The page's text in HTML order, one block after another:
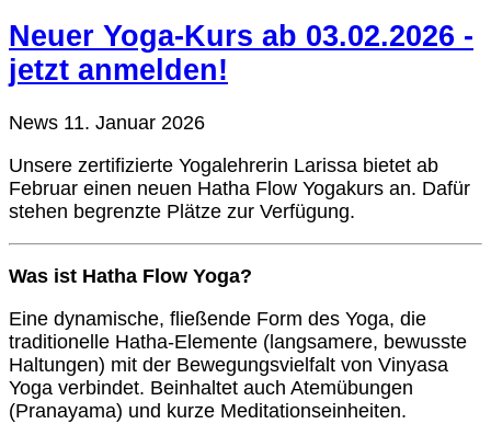
Neuer Yoga-Kurs ab 03.02.2026 -
jetzt anmelden!
News 11. Januar 2026
Unsere zertifizierte Yogalehrerin Larissa bietet ab
Februar einen neuen Hatha Flow Yogakurs an. Dafür
stehen begrenzte Plätze zur Verfügung.
Was ist Hatha Flow Yoga?
Eine dynamische, fließende Form des Yoga, die
traditionelle Hatha-Elemente (langsamere, bewusste
Haltungen) mit der Bewegungsvielfalt von Vinyasa
Yoga verbindet. Beinhaltet auch Atemübungen
(Pranayama) und kurze Meditationseinheiten.